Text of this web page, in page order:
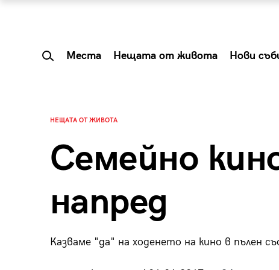
Места Нещата от живота Нови
НЕЩАТА ОТ ЖИВОТА
Семейно
напред
Казваме "да" на ходенето на кино в пълен
Summer Prelude: как